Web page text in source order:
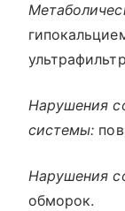
Нарушения
системы:
Нарушения
обморок.